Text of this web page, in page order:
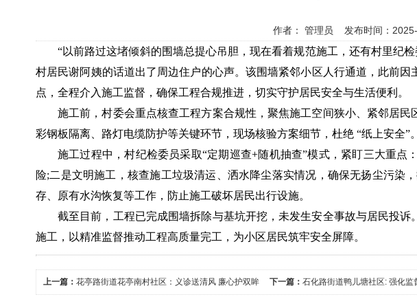
作者： 管理员 发布时间：
“以前路过这堵倾斜的围墙总提心吊胆，现在看着规范施工，还有村里纪
村居民谢阿姨的话道出了周边住户的心声。该围墙紧邻小区人行通道，此前
点，全程介入施工监督，确保工程合规推进，切实守护居民安全与生活便利。​
施工前，村委会重点核查工程方案合规性，聚焦施工空间狭小、紧邻居
彩钢板隔离、路灯电缆防护等关键环节，现场核验方案细节，杜绝 “纸上安全”。​
施工过程中，村纪检委员采取“定期巡查+随机抽查”模式，紧盯三大重
险;二是文明施工，核查施工垃圾清运、洒水降尘落实情况，确保无扬尘污染
存、原有水沟恢复等工作，防止施工破坏居民出行设施。​
截至目前，工程已完成围墙拆除与基坑开挖，未发生安全事故与居民投
施工，以精准监督推动工程高质量完工，为小区居民筑牢安全屏障。
上一篇： 花亭路街道花亭南村社区：义诊送清风 廉心护双眸 下一篇： 石化路街道鸭儿塘社区: 强化